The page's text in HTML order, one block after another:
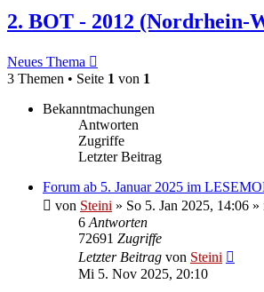
2. BOT - 2012 (Nordrhein-
Neues Thema
3 Themen • Seite 1 von 1
Bekanntmachungen
Antworten
Zugriffe
Letzter Beitrag
Forum ab 5. Januar 2025 im
von Steini » So 5. Jan 2025, 14:06 »
6 Antworten
72691 Zugriffe
Letzter Beitrag von Steini
Mi 5. Nov 2025, 20:10